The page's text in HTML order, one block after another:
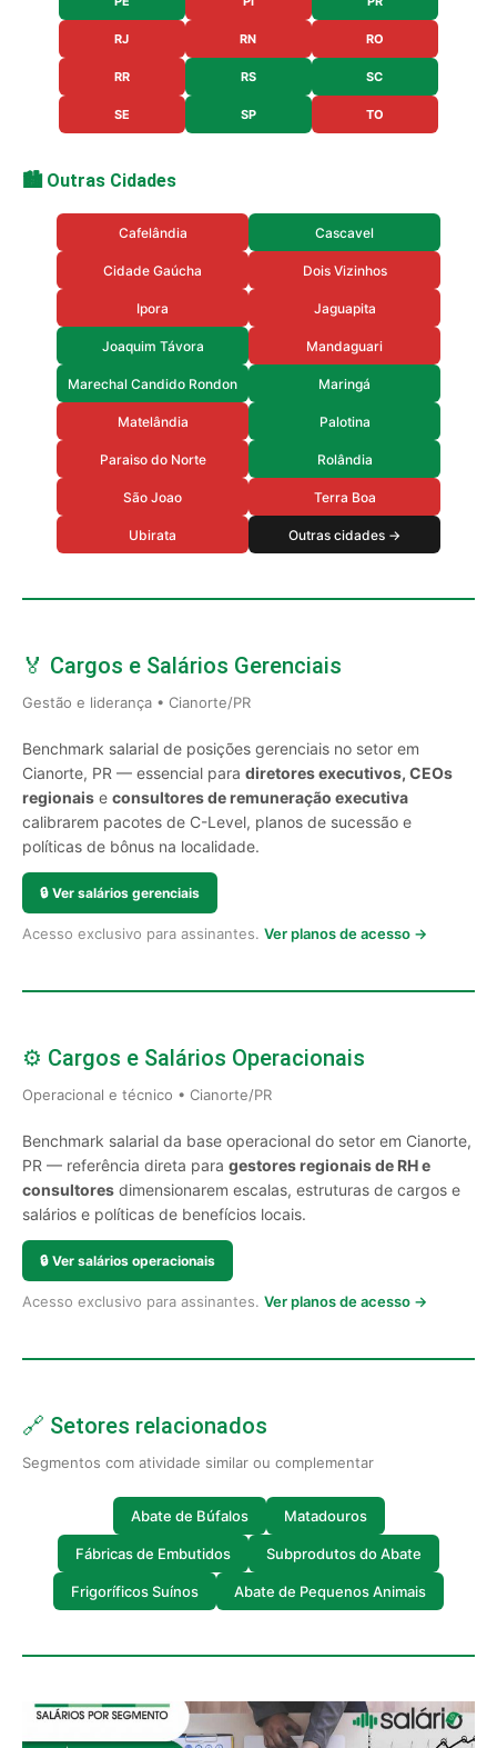
RJ RN RO
RR RS SC
SE SP TO
🏙️ Outras Cidades
Cafelândia Cascavel
Cidade Gaúcha Dois Vizinhos
Ipora Jaguapita
Joaquim Távora Mandaguari
Marechal Candido Rondon Maringá
Matelândia Palotina
Paraiso do Norte Rolândia
São Joao Terra Boa
Ubirata Outras cidades →
🏅 Cargos e Salários Gerenciais
Gestão e liderança • Cianorte/PR
Benchmark salarial de posições gerenciais no setor em
Cianorte, PR — essencial para diretores executivos, CEOs
regionais e consultores de remuneração executiva
calibrarem pacotes de C-Level, planos de sucessão e
políticas de bônus na localidade.
🔒 Ver salários gerenciais
Acesso exclusivo para assinantes. Ver planos de acesso →
⚙️ Cargos e Salários Operacionais
Operacional e técnico • Cianorte/PR
Benchmark salarial da base operacional do setor em Cianorte,
PR — referência direta para gestores regionais de RH e
consultores dimensionarem escalas, estruturas de cargos e
salários e políticas de benefícios locais.
🔒 Ver salários operacionais
Acesso exclusivo para assinantes. Ver planos de acesso →
🔗 Setores relacionados
Segmentos com atividade similar ou complementar
Abate de Búfalos Matadouros
Fábricas de Embutidos Subprodutos do Abate
Frigoríficos Suínos Abate de Pequenos Animais